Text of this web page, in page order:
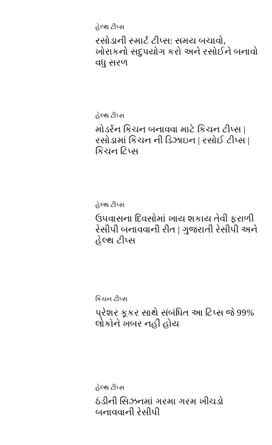
હેલ્થ ટીપ્સ
રસોડાની સ્માર્ટ ટીપ્સ: સમય બચાવો,
ખોરાકનો સદુપયોગ કરો અને રસોઈને બનાવો
વધુ સરળ
હેલ્થ ટીપ્સ
મોડર્રન કિચન બનાવવા માટે કિચન ટીપ્સ |
રસોડામાં કિચન ની ડિઝાઇન | રસોઈ ટીપ્સ |
કિચન ટિપ્સ
હેલ્થ ટીપ્સ
ઉપવાસના દિવસોમાં ખાય શકાય તેવી ફરાળી
રેસીપી બનાવવાની રીત | ગુજરાતી રેસીપી અને
હેલ્થ ટીપ્સ
કિચન ટીપ્સ
પ્રેશર કૂકર સાથે સંબંધિત આ ટિપ્સ જે 99%
લોકોને ખબર નહીં હોય
હેલ્થ ટીપ્સ
ઠંડીની સિઝનમાં ગરમા ગરમ ખીચડો
બનાવવાની રેસીપી